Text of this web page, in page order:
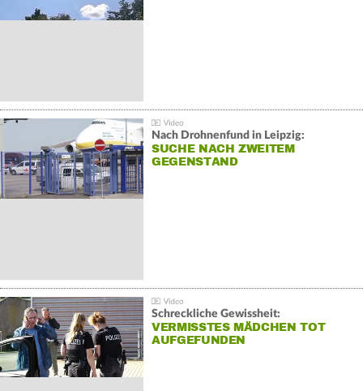
Nach Drohnenfund in Leipzig:
SUCHE NACH ZWEITEM
GEGENSTAND
Schreckliche Gewissheit:
VERMISSTES MÄDCHEN TOT
AUFGEFUNDEN